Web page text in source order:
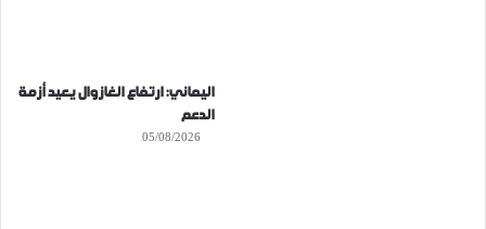
اليماني: ارتفاع الغازوال يعيد أزمة
الدعم
05/08/2026